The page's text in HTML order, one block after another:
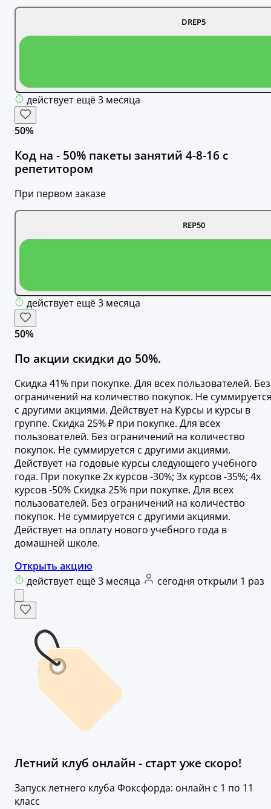
DREP5
действует ещё 3 месяца
50%
Код на - 50% пакеты занятий 4-8-16 с
репетитором
При первом заказе
REP50
действует ещё 3 месяца
50%
По акции скидки до 50%.
Скидка 41% при покупке. Для всех пользователей. Без
ограничений на количество покупок. Не
с другими акциями. Действует на Курсы и курсы в
группе. Скидка 25% ₽ при покупке. Для всех
пользователей. Без ограничений на количество
покупок. Не суммируется с другими акциями.
Действует на годовые курсы следующего учебного
года. При покупке 2х курсов -30%; 3х курсов -35%; 4х
курсов -50% Скидка 25% при покупке. Для всех
пользователей. Без ограничений на количество
покупок. Не суммируется с другими акциями.
Действует на оплату нового учебного года в
домашней школе.
Открыть акцию
действует ещё 3 месяца
сегодня открыли 1 раз
Летний клуб онлайн - старт уже скоро!
Запуск летнего клуба Фоксфорда: онлайн с 1 по 11
класс